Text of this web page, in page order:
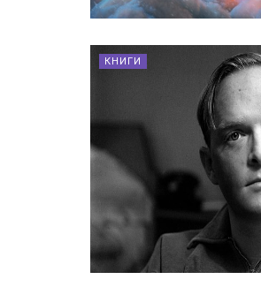
КНИГИ